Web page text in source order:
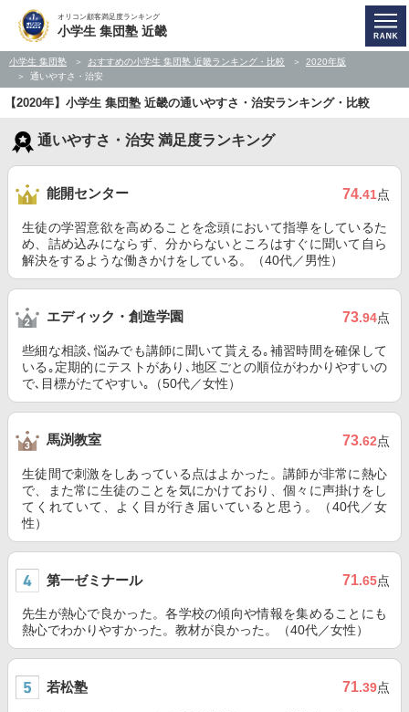
オリコン顧客満足度ランキング
小学生 集団塾 近畿
小学生 集団塾 おすすめの小学生 集団塾 近畿ランキング・比較
2020年版
通いやすさ・治安
【2020年】小学生 集団塾 近畿の通いやすさ・治安ランキング・比較
通いやすさ・治安 満足度ランキング
能開センター 74.41点
生徒の学習意欲を高めることを念頭において指導をしているた
め、詰め込みにならず、分からないところはすぐに聞いて自ら
解決をするような働きかけをしている。（40代／男性）
エディック・創造学園 73.94点
些細な相談､悩みでも講師に聞いて貰える｡補習時間を確保して
いる｡定期的にテストがあり､地区ごとの順位がわかりやすいの
で､目標がたてやすい｡（50代／女性）
馬渕教室 73.62点
生徒間で刺激をしあっている点はよかった。講師が非常に熱心
で、また常に生徒のことを気にかけており、個々に声掛けをし
てくれていて、よく目が行き届いていると思う。（40代／女
性）
第一ゼミナール 71.65点
先生が熱心で良かった。各学校の傾向や情報を集めることにも
熱心でわかりやすかった。教材が良かった。（40代／女性）
若松塾 71.39点